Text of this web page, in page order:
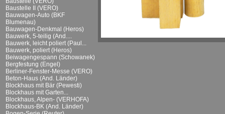
Baustelle II (VERO)
Bauwagen-Auto (BKF
Blumenau)
Bauwagen-Denkmal (Heros)
Bauwerk, 5-teilig (And....
Bauwerk, leicht poliert (Paul...
Bauwerk, poliert (Heros)
Beiwagengespann (Schowanek)
Bergfestung (Engel)
Berliner-Fenster-Messe (VERO)
Beton-Haus (And. Länder)
Blockhaus mit Bär (Pewesti)
Blockhaus mit Garten...
Blockhaus, Alpen- (VERHOFA)
Blockhaus-BK (And. Länder)